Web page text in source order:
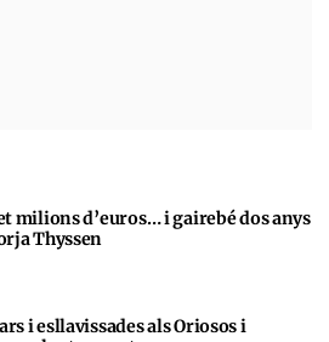
milions d’euros… i gairebé dos anys
Thyssen
i esllavissades als Oriosos i